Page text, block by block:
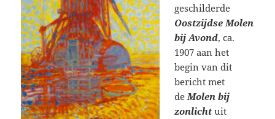
geschilderde
Oostzijdse Molen
bij Avond, ca.
1907 aan het
begin van dit
bericht met
deMolen bij
zonlichtuit